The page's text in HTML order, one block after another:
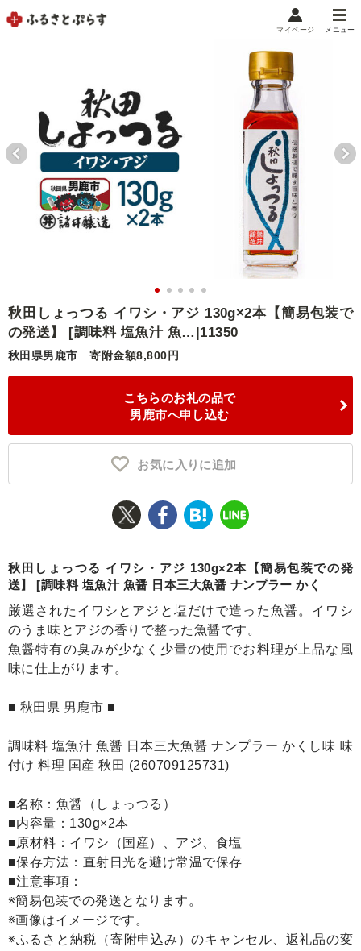
メニュー
お気に入り 閲覧履歴
メニュー
お礼の品から探す
お礼の品をカテゴリや金額で絞り込み
ランキング
特集・おすすめ
マイページ
秋田しょっつる イワシ・アジ 130g×2本【簡易包装で
の発送】 [調味料 塩魚汁 魚…|11350
秋田県男鹿市 寄附金額8,800円
こちらのお礼の品で
男鹿市へ申し込む
お気に入りに追加
秋田しょっつる イワシ・アジ 130g×2本【簡易包装での発
送】 [調味料 塩魚汁 魚醤 日本三大魚醤 ナンプラー かく
厳選されたイワシとアジと塩だけで造った魚醤。イワシ
のうま味とアジの香りで整った魚醤です。
魚醤特有の臭みが少なく少量の使用でお料理が上品な風
味に仕上がります。
■ 秋田県 男鹿市 ■
調味料 塩魚汁 魚醤 日本三大魚醤 ナンプラー かくし味 味
付け 料理 国産 秋田 (260709125731)
■名称：魚醤（しょっつる）
■内容量：130g×2本
■原材料：イワシ（国産）、アジ、食塩
■保存方法：直射日光を避け常温で保存
■注意事項：
※簡易包装での発送となります。
※画像はイメージです。
※ふるさと納税（寄附申込み）のキャンセル、返礼品の変